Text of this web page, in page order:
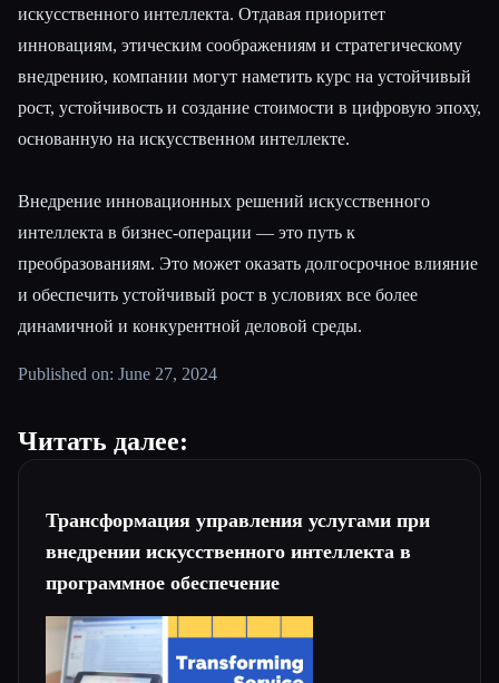
искусственного интеллекта. Отдавая приоритет
инновациям, этическим соображениям и стратегическому
внедрению, компании могут наметить курс на устойчивый
рост, устойчивость и создание стоимости в цифровую эпоху,
основанную на искусственном интеллекте.
Внедрение инновационных решений искусственного
интеллекта в бизнес-операции — это путь к
преобразованиям. Это может оказать долгосрочное влияние
и обеспечить устойчивый рост в условиях все более
динамичной и конкурентной деловой среды.
Published on: June 27, 2024
Читать далее:
Трансформация управления услугами при
внедрении искусственного интеллекта в
программное обеспечение